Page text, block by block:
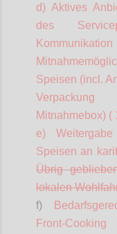
d) Aktives
des
Speisen (incl.
Mitnahmebox) (
e)
Speisen an
Übrig
lokalen
f)
Front-Cooking